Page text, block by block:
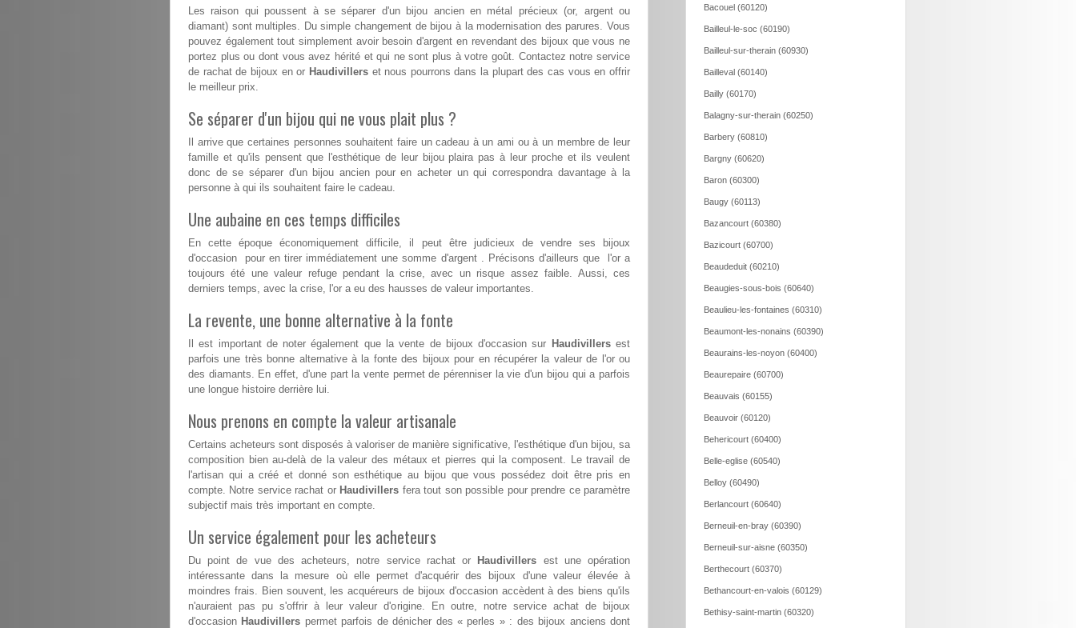
Les raison qui poussent à se séparer d'un bijou ancien en métal précieux (or, argent ou
diamant) sont multiples. Du simple changement de bijou à la modernisation des parures. Vous
pouvez également tout simplement avoir besoin d'argent en revendant des bijoux que vous ne
portez plus ou dont vous avez hérité et qui ne sont plus à votre goût. Contactez notre service
de rachat de bijoux en or Haudivillerset nous pourrons dans la plupart des cas vous en offrir
le meilleur prix.
Se séparer d'un bijou qui ne vous plait plus ?
Il arrive que certaines personnes souhaitent faire un cadeau à un ami ou à un membre de leur
famille et qu'ils pensent que l'esthétique de leur bijou plaira pas à leur proche et ils veulent
donc de se séparer d'un bijou ancien pour en acheter un qui correspondra davantage à la
personne à qui ils souhaitent faire le cadeau.
Une aubaine en ces temps difficiles
En cette époque économiquement difficile, il peut être judicieux de vendre ses bijoux
d'occasion pour en tirer immédiatement une somme d'argent . Précisons d'ailleurs que l'or a
toujours été une valeur refuge pendant la crise, avec un risque assez faible. Aussi, ces
derniers temps, avec la crise, l'or a eu des hausses de valeur importantes.
La revente, une bonne alternative à la fonte
Il est important de noter également que la vente de bijoux d'occasion sur Haudivillersest
parfois une très bonne alternative à la fonte des bijoux pour en récupérer la valeur de l'or ou
des diamants. En effet, d'une part la vente permet de pérenniser la vie d'un bijou qui a parfois
une longue histoire derrière lui.
Nous prenons en compte la valeur artisanale
Certains acheteurs sont disposés à valoriser de manière significative, l'esthétique d'un bijou, sa
composition bien au-delà de la valeur des métaux et pierres qui la composent. Le travail de
l'artisan qui a créé et donné son esthétique au bijou que vous possédez doit être pris en
compte. Notre service rachat or Haudivillers fera tout son possible pour prendre ce paramètre
subjectif mais très important en compte.
Un service également pour les acheteurs
Du point de vue des acheteurs, notre service rachat or Haudivillers est une opération
intéressante dans la mesure où elle permet d'acquérir des bijoux d'une valeur élevée à
moindres frais. Bien souvent, les acquéreurs de bijoux d'occasion accèdent à des biens qu'ils
n'auraient pas pu s'offrir à leur valeur d'origine. En outre, notre service achat de bijoux
d'occasion Haudivillers permet parfois de dénicher des « perles » : des bijoux anciens dont
Bacouel (60120)
Bailleul-le-soc (60190)
Bailleul-sur-therain (60930)
Bailleval (60140)
Bailly (60170)
Balagny-sur-therain (60250)
Barbery (60810)
Bargny (60620)
Baron (60300)
Baugy (60113)
Bazancourt (60380)
Bazicourt (60700)
Beaudeduit (60210)
Beaugies-sous-bois (60640)
Beaulieu-les-fontaines (60310)
Beaumont-les-nonains (60390)
Beaurains-les-noyon (60400)
Beaurepaire (60700)
Beauvais (60155)
Beauvoir (60120)
Behericourt (60400)
Belle-eglise (60540)
Belloy (60490)
Berlancourt (60640)
Berneuil-en-bray (60390)
Berneuil-sur-aisne (60350)
Berthecourt (60370)
Bethancourt-en-valois (60129)
Bethisy-saint-martin (60320)